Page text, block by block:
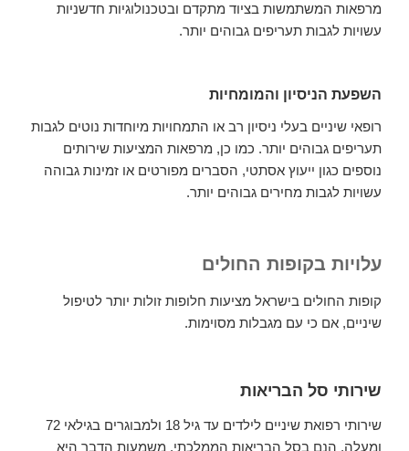
מרפאות המשתמשות בציוד מתקדם ובטכנולוגיות חדשניות
עשויות לגבות תעריפים גבוהים יותר.
השפעת הניסיון והמומחיות
רופאי שיניים בעלי ניסיון רב או התמחויות מיוחדות נוטים לגבות
תעריפים גבוהים יותר. כמו כן, מרפאות המציעות שירותים
נוספים כגון ייעוץ אסתטי, הסברים מפורטים או זמינות גבוהה
עשויות לגבות מחירים גבוהים יותר.
עלויות בקופות החולים
קופות החולים בישראל מציעות חלופות זולות יותר לטיפול
שיניים, אם כי עם מגבלות מסוימות.
שירותי סל הבריאות
שירותי רפואת שיניים לילדים עד גיל 18 ולמבוגרים בגילאי 72
ומעלה, הנם בסל הבריאות הממלכתי. משמעות הדבר היא